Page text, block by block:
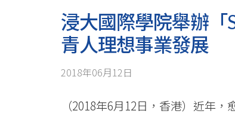
「Slash
浸大國際學院舉辦
青人理想事業發展
2018年06月12日
（2018年6月12日，香港）近年